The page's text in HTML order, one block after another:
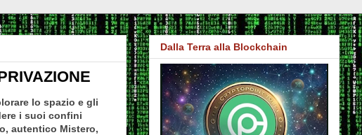
lo spazio e gli
i suoi confini
autentico Mistero,
Dalla Terra alla Blockchain